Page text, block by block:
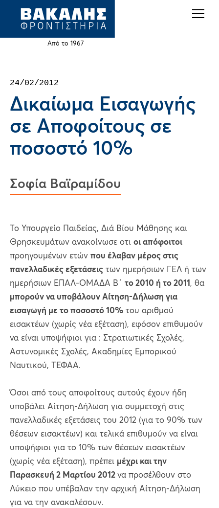
Jump
Από το 1967
top
24/02/2012
Δικαίωμα Εισαγωγής
σε Αποφοίτους σε
ποσοστό 10%
Σοφία Βαϊραμίδου
Το Υπουργείο Παιδείας, Διά Βίου Μάθησης και
Θρησκευμάτων ανακοίνωσε οτι οι απόφοιτοι
προηγουμένων ετών που έλαβαν μέρος στις
πανελλαδικές εξετάσεις των ημερήσιων ΓΕΛ ή των
ημερήσιων ΕΠΑΛ-ΟΜΑΔΑ Β΄ το 2010 ή το 2011 , θα
μπορούν να υποβάλουν Αίτηση-Δήλωση για
εισαγωγή με το ποσοστό 10% του αριθμού
εισακτέων (χωρίς νέα εξέταση), εφόσον επιθυμούν
να είναι υποψήφιοι για : Στρατιωτικές Σχολές,
Αστυνομικές Σχολές, Ακαδημίες Εμπορικού
Ναυτικού, ΤΕΦΑΑ.
Όσοι από τους αποφοίτους αυτούς έχουν ήδη
υποβάλει Αίτηση-Δήλωση για συμμετοχή στις
πανελλαδικές εξετάσεις του 2012 (για το 90% των
θέσεων εισακτέων) και τελικά επιθυμούν να είναι
υποψήφιοι για το 10% των θέσεων εισακτέων
(χωρίς νέα εξέταση), πρέπει μέχρι και την
Παρασκευή 2 Μαρτίου 2012 να προσέλθουν στο
Λύκειο που υπέβαλαν την αρχική Αίτηση-Δήλωση
για να την ανακαλέσουν.